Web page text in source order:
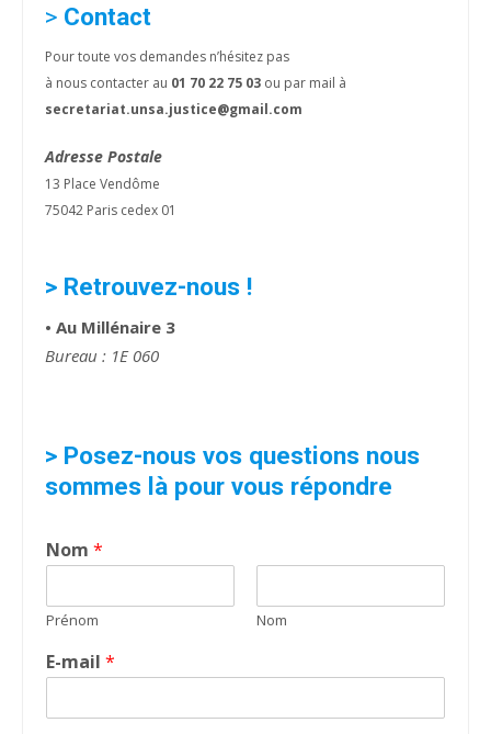
> Contact
Pour toute vos demandes n’hésitez pas
à nous contacter au 01 70 22 75 03 ou par mail à
secretariat.unsa.justice@gmail.com
Adresse Postale
13 Place Vendôme
75042 Paris cedex 01
> Retrouvez-nous !
• Au Millénaire 3
Bureau : 1E 060
> Posez-nous vos questions nous
sommes là pour vous répondre
Nom *
Prénom Nom
E-mail *